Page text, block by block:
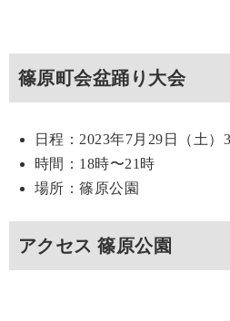
篠原町会盆踊り大会
日程：2023年7月29日（土）
時間：18時〜21時
場所：篠原公園
アクセス 篠原公園